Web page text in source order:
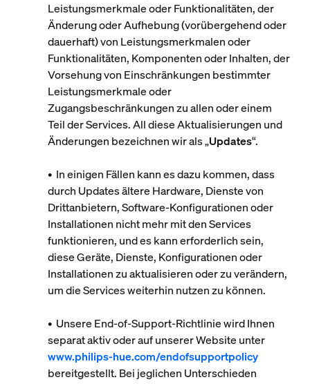
Leistungsmerkmale oder Funktionalitäten, der
Änderung oder Aufhebung (vorübergehend oder
dauerhaft) von Leistungsmerkmalen oder
Funktionalitäten, Komponenten oder Inhalten, der
Vorsehung von Einschränkungen bestimmter
Leistungsmerkmale oder
Zugangsbeschränkungen zu allen oder einem
Teil der Services. All diese Aktualisierungen und
Änderungen bezeichnen wir als „Updates“.
• In einigen Fällen kann es dazu kommen, dass
durch Updates ältere Hardware, Dienste von
Drittanbietern, Software-Konfigurationen oder
Installationen nicht mehr mit den Services
funktionieren, und es kann erforderlich sein,
diese Geräte, Dienste, Konfigurationen oder
Installationen zu aktualisieren oder zu verändern,
um die Services weiterhin nutzen zu können.
• Unsere End-of-Support-Richtlinie wird Ihnen
separat aktiv oder auf unserer Website unter
www.philips-hue.com/endofsupportpolicy
bereitgestellt. Bei jeglichen Unterschieden